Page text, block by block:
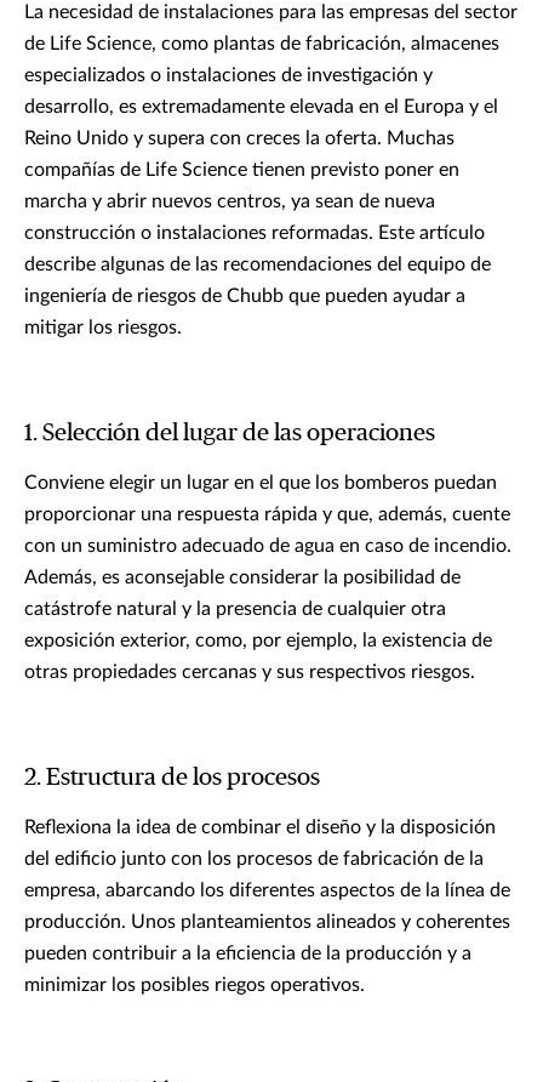
La necesidad de instalaciones para las empresas del sector
de Life Science, como plantas de fabricación, almacenes
especializados o instalaciones de investigación y
desarrollo, es extremadamente elevada en el Europa y el
Reino Unido y supera con creces la oferta. Muchas
compañías de Life Science tienen previsto poner en
marcha y abrir nuevos centros, ya sean de nueva
construcción o instalaciones reformadas. Este artículo
describe algunas de las recomendaciones del equipo de
ingeniería de riesgos de Chubb que pueden ayudar a
mitigar los riesgos.
1. Selección del lugar de las operaciones
Conviene elegir un lugar en el que los bomberos puedan
proporcionar una respuesta rápida y que, además, cuente
con un suministro adecuado de agua en caso de incendio.
Además, es aconsejable considerar la posibilidad de
catástrofe natural y la presencia de cualquier otra
exposición exterior, como, por ejemplo, la existencia de
otras propiedades cercanas y sus respectivos riesgos.
2. Estructura de los procesos
Reflexiona la idea de combinar el diseño y la disposición
del edificio junto con los procesos de fabricación de la
empresa, abarcando los diferentes aspectos de la línea de
producción. Unos planteamientos alineados y coherentes
pueden contribuir a la eficiencia de la producción y a
minimizar los posibles riegos operativos.